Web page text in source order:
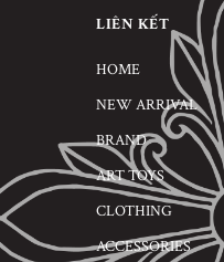
LIÊN KẾT
HOME
NEW ARRIVAL
BRAND
ART TOYS
CLOTHING
ACCESSORIES